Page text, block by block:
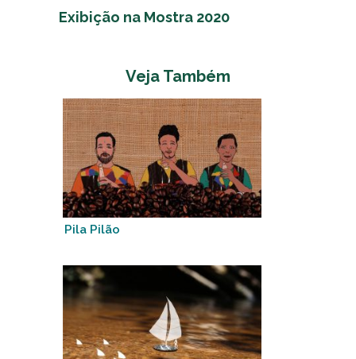
Exibição na Mostra 2020
Veja Também
Pila Pilão